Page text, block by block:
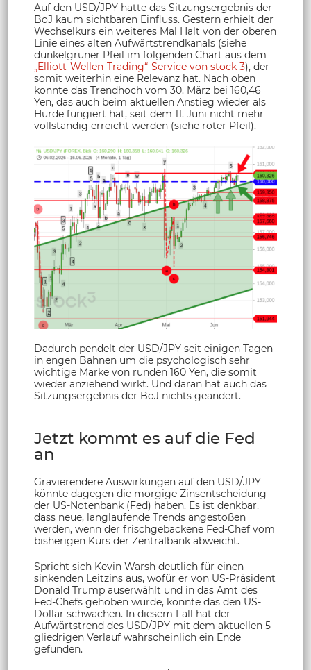
Auf den USD/JPY hatte das Sitzungsergebnis der
BoJ kaum sichtbaren Einfluss. Gestern erhielt der
Wechselkurs ein weiteres Mal Halt von der oberen
Linie eines alten Aufwärtstrendkanals (siehe
dunkelgrüner Pfeil im folgenden Chart aus dem
„Elliott-Wellen-Trading“-Service von stock 3), der
somit weiterhin eine Relevanz hat. Nach oben
konnte das Trendhoch vom 30. März bei 160,46
Yen, das auch beim aktuellen Anstieg wieder als
Hürde fungiert hat, seit dem 11. Juni nicht mehr
vollständig erreicht werden (siehe roter Pfeil).
Dadurch pendelt der USD/JPY seit einigen Tagen
in engen Bahnen um die psychologisch sehr
wichtige Marke von runden 160 Yen, die somit
wieder anziehend wirkt. Und daran hat auch das
Sitzungsergebnis der BoJ nichts geändert.
Jetzt kommt es auf die Fed
an
Gravierendere Auswirkungen auf den USD/JPY
könnte dagegen die morgige Zinsentscheidung
der US-Notenbank (Fed) haben. Es ist denkbar,
dass neue, langlaufende Trends angestoßen
werden, wenn der frischgebackene Fed-Chef vom
bisherigen Kurs der Zentralbank abweicht.
Spricht sich Kevin Warsh deutlich für einen
sinkenden Leitzins aus, wofür er von US-Präsident
Donald Trump auserwählt und in das Amt des
Fed-Chefs gehoben wurde, könnte das den US-
Dollar schwächen. In diesem Fall hat der
Aufwärtstrend des USD/JPY mit dem aktuellen 5-
gliedrigen Verlauf wahrscheinlich ein Ende
gefunden.